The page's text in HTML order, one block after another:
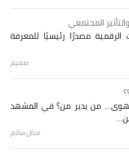
المجتمعي
مصدرًا رئيسيًا للمعرفة
صميم
من يدير من؟ في المشهد
منال سالم